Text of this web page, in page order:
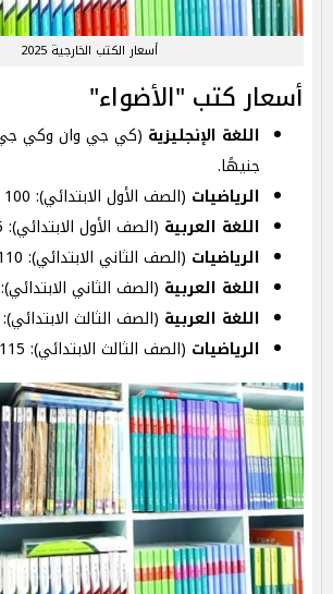
أسعار الكتب الخارجية 2025
أسعار كتب "الأضواء"
اللغة الإنجليزية
جنيهًا.
الرياضيات (الصف الأول الابتدائي): 100 جنيه.
اللغة العربية (الصف الأول الابتدائي): 115 جنيهًا.
الرياضيات (الصف الثاني الابتدائي): 110 جنيهات.
اللغة العربية (الصف الثاني الابتدائي): 120 جنيهًا.
اللغة العربية (الصف الثالث الابتدائي): 125 جنيهًا.
الرياضيات (الصف الثالث الابتدائي): 115 جنيهًا.